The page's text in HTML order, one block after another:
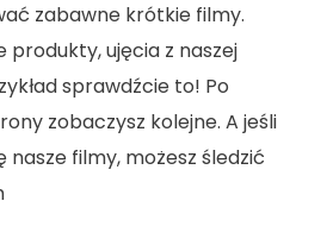
zabawne krótkie filmy.
produkty, ujęcia z naszej
sprawdźcie to! Po
zobaczysz kolejne. A jeśli
nasze filmy, możesz śledzić